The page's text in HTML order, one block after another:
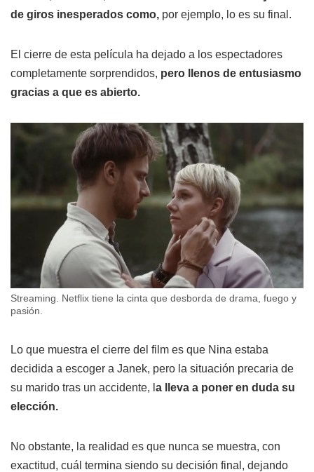
de giros inesperados como, por ejemplo, lo es su final.
El cierre de esta película ha dejado a los espectadores
completamente sorprendidos, pero llenos de entusiasmo
gracias a que es abierto.
Streaming. Netflix tiene la cinta que desborda de drama, fuego y
pasión.
Lo que muestra el cierre del film es que Nina estaba
decidida a escoger a Janek, pero la situación precaria de
su marido tras un accidente, l a lleva a poner en duda su
elección.
No obstante, la realidad es que nunca se muestra, con
exactitud, cuál termina siendo su decisión final, dejando